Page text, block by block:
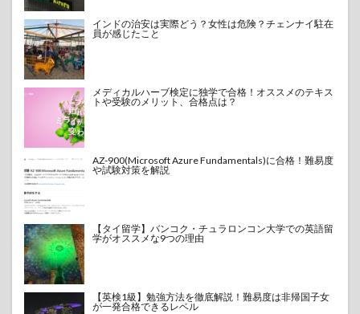
インドの治安は実際どう？女性は危険？チェンナイ駐在
員が感じたこと
メディカルハーブ検定に独学で合格！オススメのテキス
トや受験のメリット、合格点は？
AZ-900(Microsoft Azure Fundamentals)に合格！難易度
や試験対策を解説
【タイ留学】バンコク・チュラロンコン大学での英語留
学がオススメな9つの理由
【英検1級】勉強方法を徹底解説！難易度は非帰国子女
が一発合格できるレベル